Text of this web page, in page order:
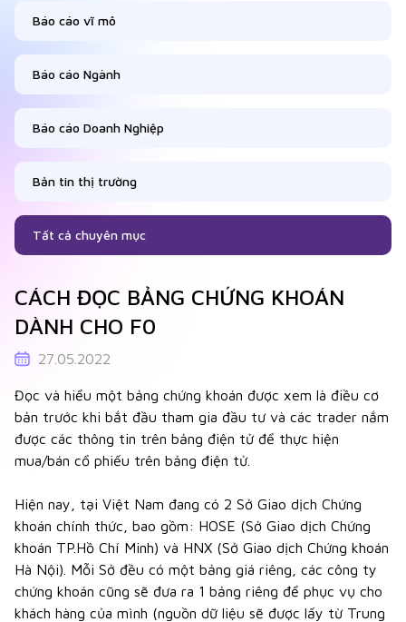
Báo cáo vĩ mô
Báo cáo Ngành
Báo cáo Doanh Nghiệp
Bản tin thị trường
Tất cả chuyên mục
CÁCH ĐỌC BẢNG CHỨNG KHOÁN
DÀNH CHO F0
27.05.2022
Đọc và hiểu một bảng chứng khoán được xem là điều cơ
bản trước khi bắt đầu tham gia đầu tư và các trader nắm
được các thông tin trên bảng điện tử để thực hiện
mua/bán cổ phiếu trên bảng điện tử.
Hiện nay, tại Việt Nam đang có 2 Sở Giao dịch Chứng
khoán chính thức, bao gồm: HOSE (Sở Giao dịch Chứng
khoán TP.Hồ Chí Minh) và HNX (Sở Giao dịch Chứng khoán
Hà Nội). Mỗi Sở đều có một bảng giá riêng, các công ty
chứng khoán cũng sẽ đưa ra 1 bảng riêng để phục vụ cho
khách hàng của mình (nguồn dữ liệu sẽ được lấy từ Trung